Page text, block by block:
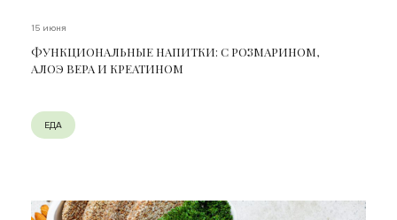
15 июня
ФУНКЦИОНАЛЬНЫЕ НАПИТКИ: С РОЗМАРИНОМ,
АЛОЭ ВЕРА И КРЕАТИНОМ
ЕДА